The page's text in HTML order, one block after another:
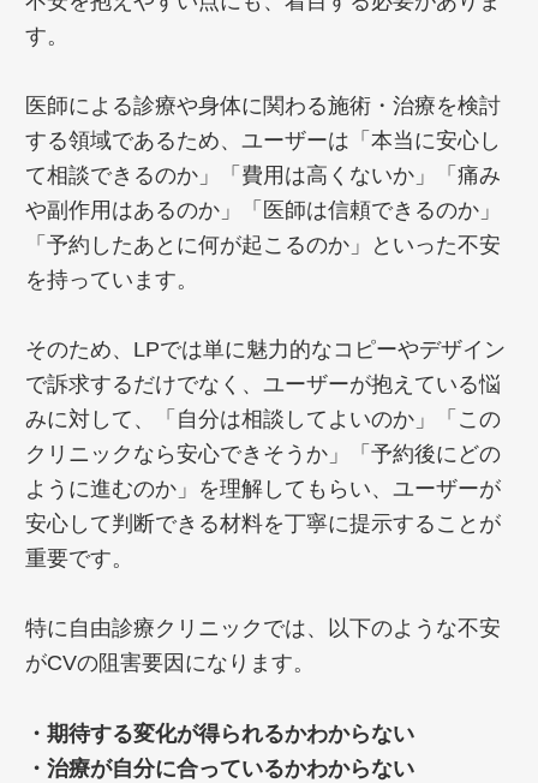
す。
医師による診療や身体に関わる施術・治療を検討
する領域であるため、ユーザーは「本当に安心し
て相談できるのか」「費用は高くないか」「痛み
や副作用はあるのか」「医師は信頼できるのか」
「予約したあとに何が起こるのか」といった不安
を持っています。
そのため、LPでは単に魅力的なコピーやデザイン
で訴求するだけでなく、ユーザーが抱えている悩
みに対して、「自分は相談してよいのか」「この
クリニックなら安心できそうか」「予約後にどの
ように進むのか」を理解してもらい、ユーザーが
安心して判断できる材料を丁寧に提示することが
重要です。
特に自由診療クリニックでは、以下のような不安
がCVの阻害要因になります。
・期待する変化が得られるかわからない
・治療が自分に合っているかわからない